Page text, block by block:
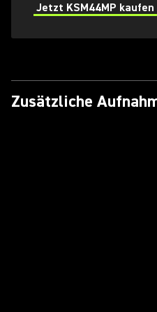
Jetzt KSM44MP kaufen
Zusätzliche